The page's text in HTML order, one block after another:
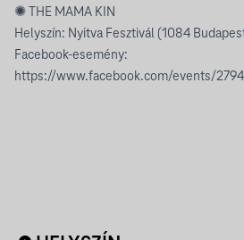
✺ THE MAMA KIN
Helyszín: Nyitva Fesztivál (1084
Facebook-esemény:
https://www.facebook.com/events/